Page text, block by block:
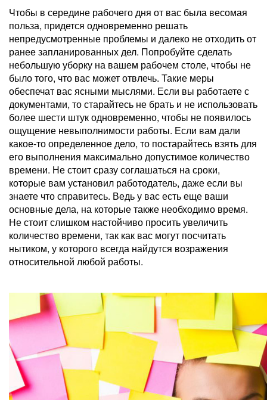
Чтобы в середине рабочего дня от вас была весомая
польза, придется одновременно решать
непредусмотренные проблемы и далеко не отходить от
ранее запланированных дел. Попробуйте сделать
небольшую уборку на вашем рабочем столе, чтобы не
было того, что вас может отвлечь. Такие меры
обеспечат вас ясными мыслями. Если вы работаете с
документами, то старайтесь не брать и не использовать
более шести штук одновременно, чтобы не появилось
ощущение невыполнимости работы. Если вам дали
какое-то определенное дело, то постарайтесь взять для
его выполнения максимально допустимое количество
времени. Не стоит сразу соглашаться на сроки,
которые вам установил работодатель, даже если вы
знаете что справитесь. Ведь у вас есть еще ваши
основные дела, на которые также необходимо время.
Не стоит слишком настойчиво просить увеличить
количество времени, так как вас могут посчитать
нытиком, у которого всегда найдутся возражения
относительной любой работы.